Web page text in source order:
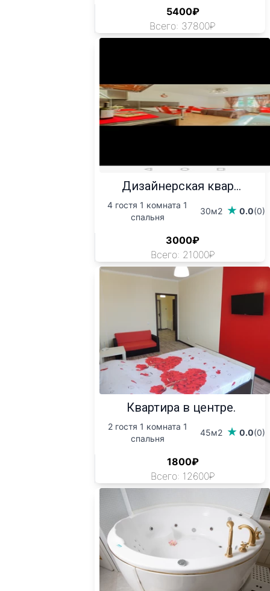
5400₽
Всего: 37800₽
Дизайнерская квар...
4 гостя 1 комната 1
спальня
30м2 0.0(0)
3000₽
Всего: 21000₽
Квартира в центре.
2 гостя 1 комната 1
спальня
45м2 0.0(0)
1800₽
Всего: 12600₽